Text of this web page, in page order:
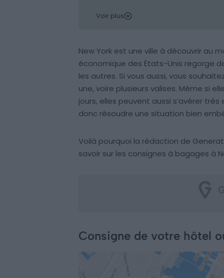
Voir plus
New York est une ville à découvrir au
économique des États-Unis regorge
les autres. Si vous aussi, vous
une, voire plusieurs valises. Même si
jours, elles peuvent aussi s’avérer
donc résoudre une situation bien
Voilà pourquoi la rédaction de
savoir sur les consignes à bagages à
Consigne de votre hôtel